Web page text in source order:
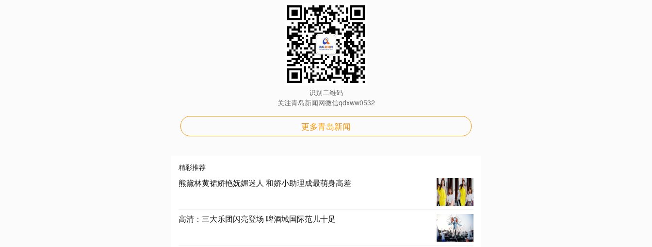
识别二维码
关注青岛新闻网微信qdxww0532
更多青岛新闻
精彩推荐
熊黛林黄裙娇艳妩媚迷人 和娇小助理成最萌身高差
高清：三大乐团闪亮登场 啤酒城国际范儿十足